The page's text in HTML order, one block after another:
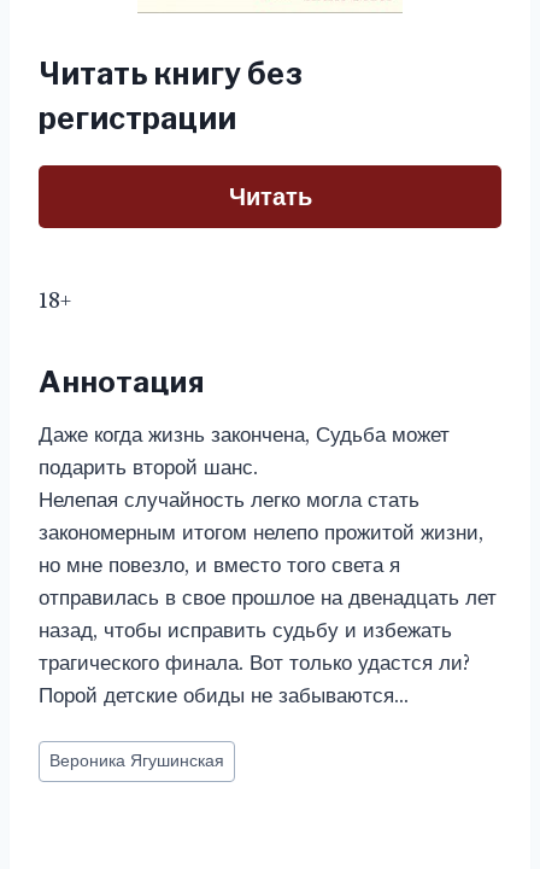
Читать книгу без
регистрации
Читать
18+
Аннотация
Даже когда жизнь закончена, Судьба может
подарить второй шанс.
Нелепая случайность легко могла стать
закономерным итогом нелепо прожитой жизни,
но мне повезло, и вместо того света я
отправилась в свое прошлое на двенадцать лет
назад, чтобы исправить судьбу и избежать
трагического финала. Вот только удастся ли?
Порой детские обиды не забываются…
Метки
записи:
Вероника Ягушинская